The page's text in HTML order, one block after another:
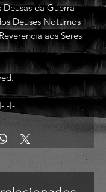
Deusas da Guerra
Deuses Noturnos
aos Seres
-I-